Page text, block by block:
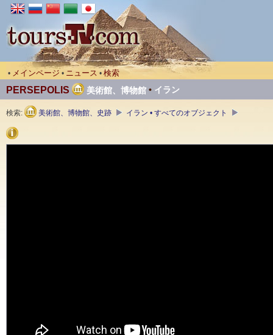
• メインページ • ニュース • 検索
PERSEPOLIS 美術館、博物館 • イラン
検索: 美術館、博物館、史跡 イラン • すべてのオブジェクト